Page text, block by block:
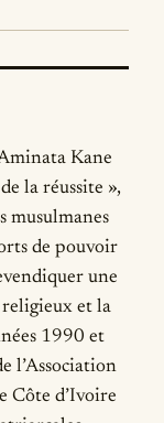
Kane
la réussite »,
musulmanes
de pouvoir
une
et la
1990 et
l’Association
Côte d’Ivoire